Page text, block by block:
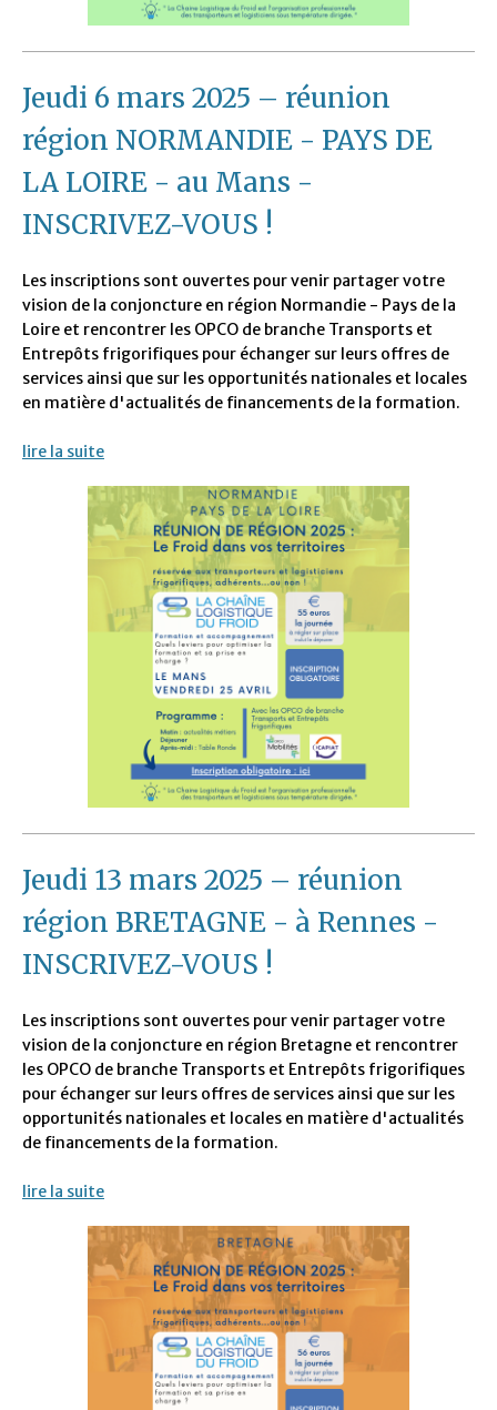
Jeudi 6 mars 2025 – réunion
région NORMANDIE - PAYS DE
LA LOIRE - au Mans -
INSCRIVEZ-VOUS !
Les inscriptions sont ouvertes pour venir partager votre
vision de la conjoncture en région Normandie - Pays de la
Loire et rencontrer les OPCO de branche Transports et
Entrepôts frigorifiques pour échanger sur leurs offres de
services ainsi que sur les opportunités nationales et locales
en matière d'actualités de financements de la formation.
lire la suite
Jeudi 13 mars 2025 – réunion
région BRETAGNE - à Rennes -
INSCRIVEZ-VOUS !
Les inscriptions sont ouvertes pour venir partager votre
vision de la conjoncture en région Bretagne et rencontrer
les OPCO de branche Transports et Entrepôts frigorifiques
pour échanger sur leurs offres de services ainsi que sur les
opportunités nationales et locales en matière d'actualités
de financements de la formation.
lire la suite